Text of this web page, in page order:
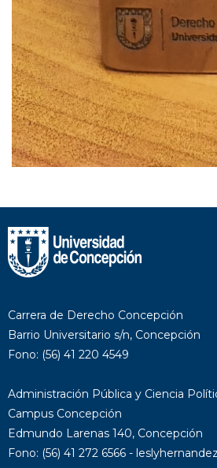
Carrera de Derecho Concepción
Barrio Universitario s/n, Concepción
Fono: (56) 41 220 4549
Administración Pública y Ciencia
Campus Concepción
Edmundo Larenas 140, Concepción
Fono: (56) 41 272 6566 -